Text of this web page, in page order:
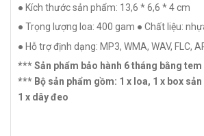
● Kích thước sản phẩm: 13,6 * 6,6 * 4 cm
● Trọng lượng loa: 400 gam ● Chất liệu:
● Hỗ trợ định dạng: MP3, WMA, WAV, FLC,
*** Sản phẩm bảo hành 6 tháng bằng tem
*** Bộ sản phẩm gồm: 1 x loa, 1 x box
1 x dây đeo